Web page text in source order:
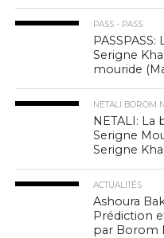
PASS - PASS
Serigne
mouride
NETALI BOROM
NETALI: La
Serigne
Serigne
ACTUALITÉS
Ashoura
Prédiction
par Borom